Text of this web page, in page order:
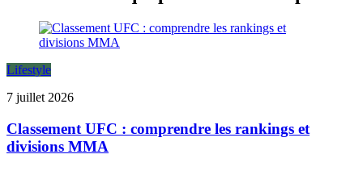
Lifestyle
7 juillet 2026
Classement UFC : comprendre les rankings et
divisions MMA